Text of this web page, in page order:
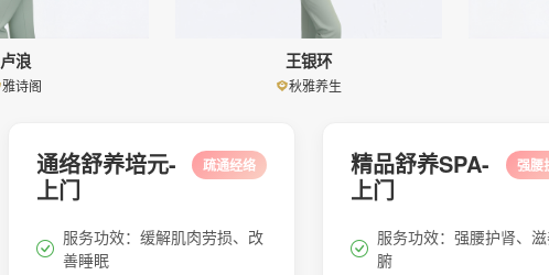
卢浪
雅诗阁
王银环
秋雅养生
通络舒养培元-
上门
疏通经络
服务功效：缓解肌肉劳损、改
善睡眠
精品舒养SPA-
上门
强腰
服务功效：强腰护肾、
腑